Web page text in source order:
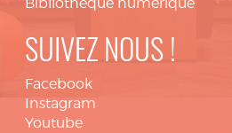
SUIVEZ NOUS !
Facebook
Instagram
Youtube